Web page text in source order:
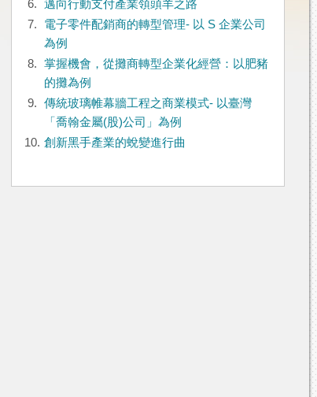
6.
邁向行動支付產業領頭羊之路
7.
電子零件配銷商的轉型管理- 以 S 企業公司
為例
8.
掌握機會，從攤商轉型企業化經營：以肥豬
的攤為例
9.
傳統玻璃帷幕牆工程之商業模式- 以臺灣
「喬翰金屬(股)公司」為例
10. 創新黑手產業的蛻變進行曲